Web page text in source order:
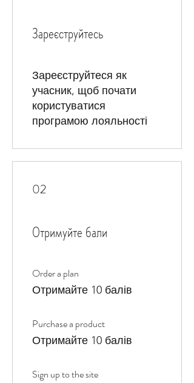
Зареєструйтесь
Зареєструйтеся як
учасник, щоб почати
користуватися
програмою лояльності
02
Отримуйте бали
Order a plan
Отримайте 10 балів
Purchase a product
Отримайте 10 балів
Sign up to the site